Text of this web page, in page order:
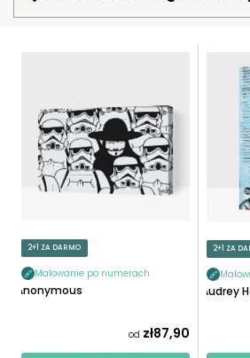
R
O
D
U
K
U
K
T
2+1 ZA DARMO
Malowanie po numerach
Anonymous
od zł87,90
2+1 ZA
Audrey